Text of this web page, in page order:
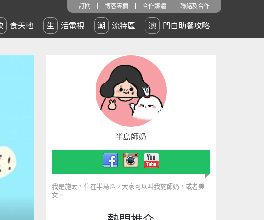
訂閱 博客專欄 合作媒體 聯絡及合作
飲食天地 生活電視 潮流特區 澳門自助餐攻略
半島師奶
我是施太，住在半島區，大家可以叫我施師奶，或者美
女。